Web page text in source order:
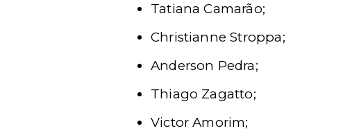
Tatiana Camarão;
Christianne Stroppa;
Anderson Pedra;
Thiago Zagatto;
Victor Amorim;